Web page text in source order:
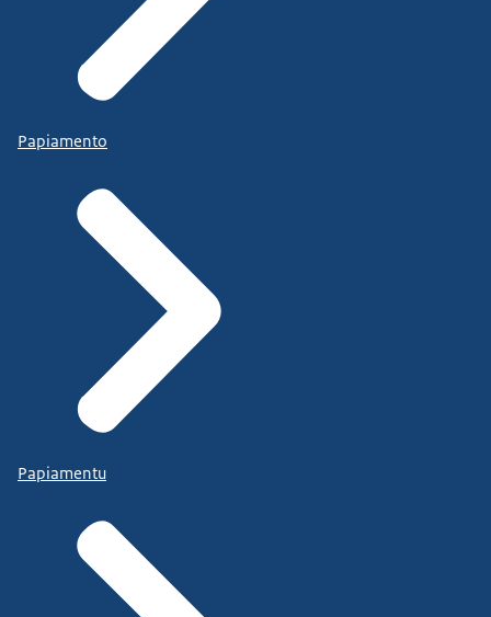
Papiamento
Papiamentu